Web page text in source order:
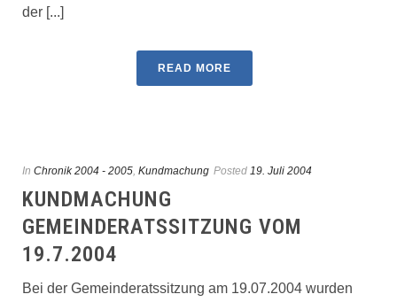
der [...]
READ MORE
In Chronik 2004 - 2005, Kundmachung Posted 19. Juli 2004
KUNDMACHUNG
GEMEINDERATSSITZUNG VOM
19.7.2004
Bei der Gemeinderatssitzung am 19.07.2004 wurden